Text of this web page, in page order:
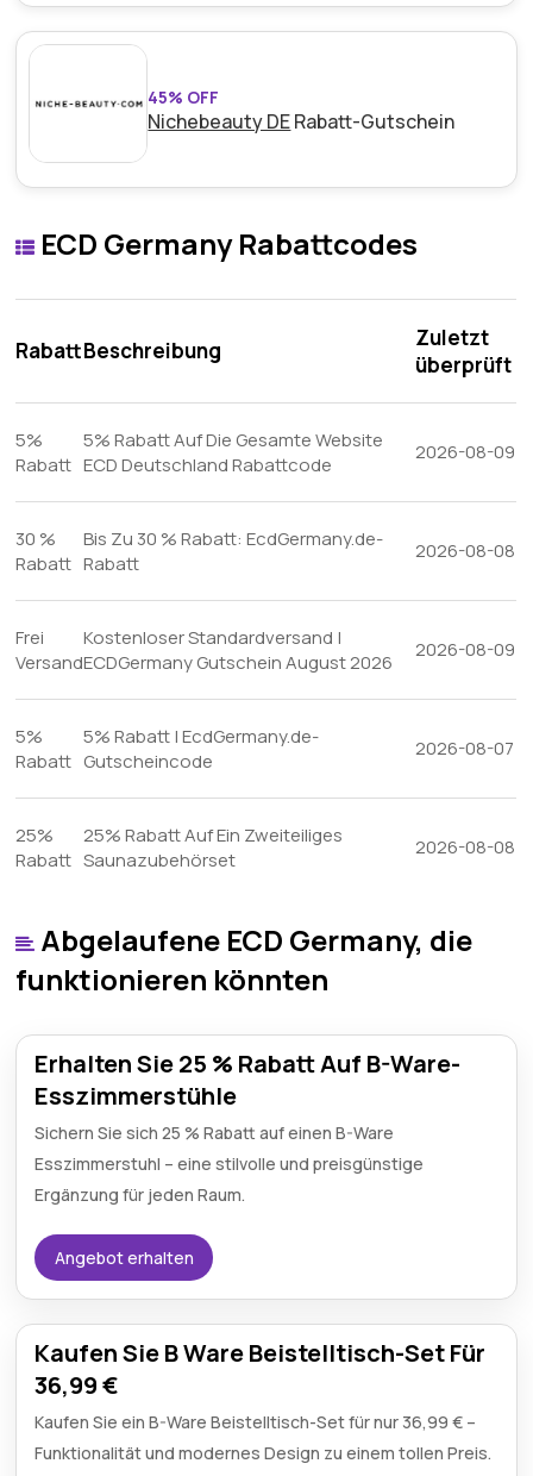
45% OFF
Nichebeauty DERabatt-Gutschein
ECD Germany Rabattcodes
RabattBeschreibung
Zuletzt
überprüft
5%
Rabatt
5% Rabatt Auf Die Gesamte Website
ECD Deutschland Rabattcode
2026-08-09
30 %
Rabatt
Bis Zu 30 % Rabatt: EcdGermany.de-
Rabatt
2026-08-08
Frei
Versand
Kostenloser Standardversand |
ECDGermany Gutschein August 2026
2026-08-09
5%
Rabatt
5% Rabatt | EcdGermany.de-
Gutscheincode
2026-08-07
25%
Rabatt
25% Rabatt Auf Ein Zweiteiliges
Saunazubehörset
2026-08-08
Abgelaufene ECD Germany, die
funktionieren könnten
Erhalten Sie 25 % Rabatt Auf B-Ware-
Esszimmerstühle
Sichern Sie sich 25 % Rabatt auf einen B-Ware
Esszimmerstuhl – eine stilvolle und preisgünstige
Ergänzung für jeden Raum.
Angebot erhalten
Kaufen Sie B Ware Beistelltisch-Set Für
36,99 €
Kaufen Sie ein B-Ware Beistelltisch-Set für nur 36,99 € –
Funktionalität und modernes Design zu einem tollen Preis.